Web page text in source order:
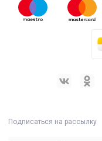
Подписаться на рассылку